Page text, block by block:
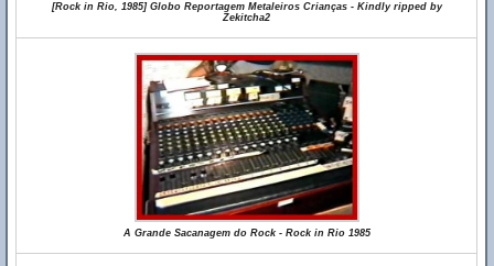
[Rock in Rio, 1985] Globo Reportagem Metaleiros Crianças - Kindly ripped by
Zekitcha2
A Grande Sacanagem do Rock - Rock in Rio 1985